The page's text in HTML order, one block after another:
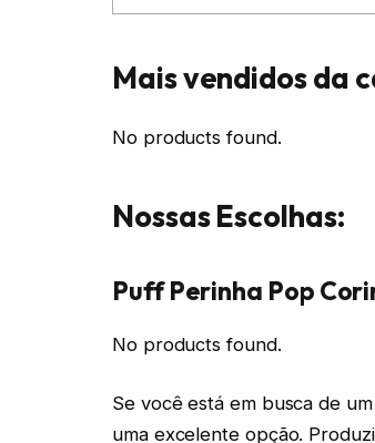
Mais vendidos da
No products found.
Nossas Escolhas:
Puff Perinha Pop
No products found.
Se você está em busca de
uma excelente opção.